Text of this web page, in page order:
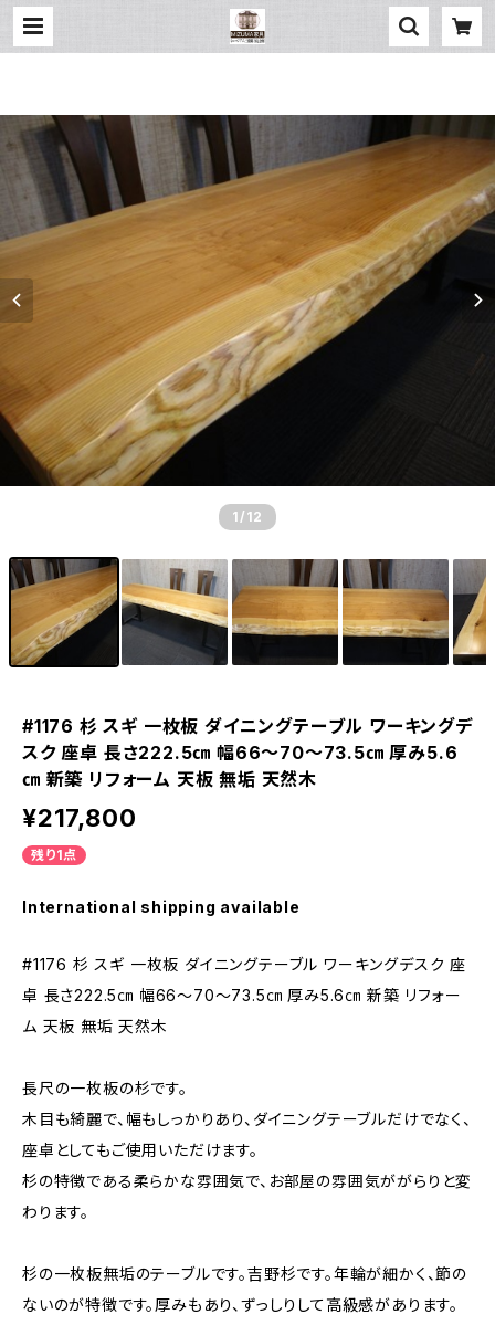
1 /12
#1176 杉 スギ 一枚板 ダイニングテーブル ワーキングデ
スク 座卓 長さ222.5㎝ 幅66～70～73.5㎝ 厚み5.6
㎝ 新築 リフォーム 天板 無垢 天然木
¥217,800
残り1点
International shipping available
#1176 杉 スギ 一枚板 ダイニングテーブル ワーキングデスク 座
卓 長さ222.5㎝ 幅66～70～73.5㎝ 厚み5.6㎝ 新築 リフォー
ム 天板 無垢 天然木
長尺の一枚板の杉です。
木目も綺麗で、幅もしっかりあり、ダイニングテーブルだけでなく、
座卓としてもご使用いただけます。
杉の特徴である柔らかな雰囲気で、お部屋の雰囲気ががらりと変
わります。
杉の一枚板無垢のテーブルです。吉野杉です。年輪が細かく、節の
ないのが特徴です。厚みもあり、ずっしりして高級感があります。